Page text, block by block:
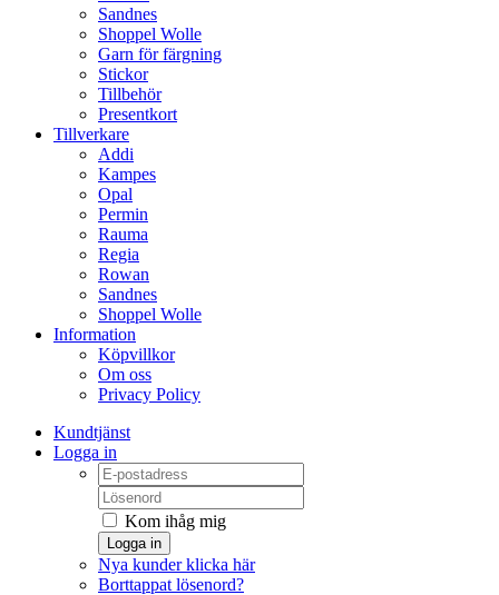
Sandnes
Shoppel Wolle
Garn för färgning
Stickor
Tillbehör
Presentkort
Tillverkare
Addi
Kampes
Opal
Permin
Rauma
Regia
Rowan
Sandnes
Shoppel Wolle
Information
Köpvillkor
Om oss
Privacy Policy
Kundtjänst
Logga in
Kom ihåg mig
Logga in
Nya kunder klicka här
Borttappat lösenord?